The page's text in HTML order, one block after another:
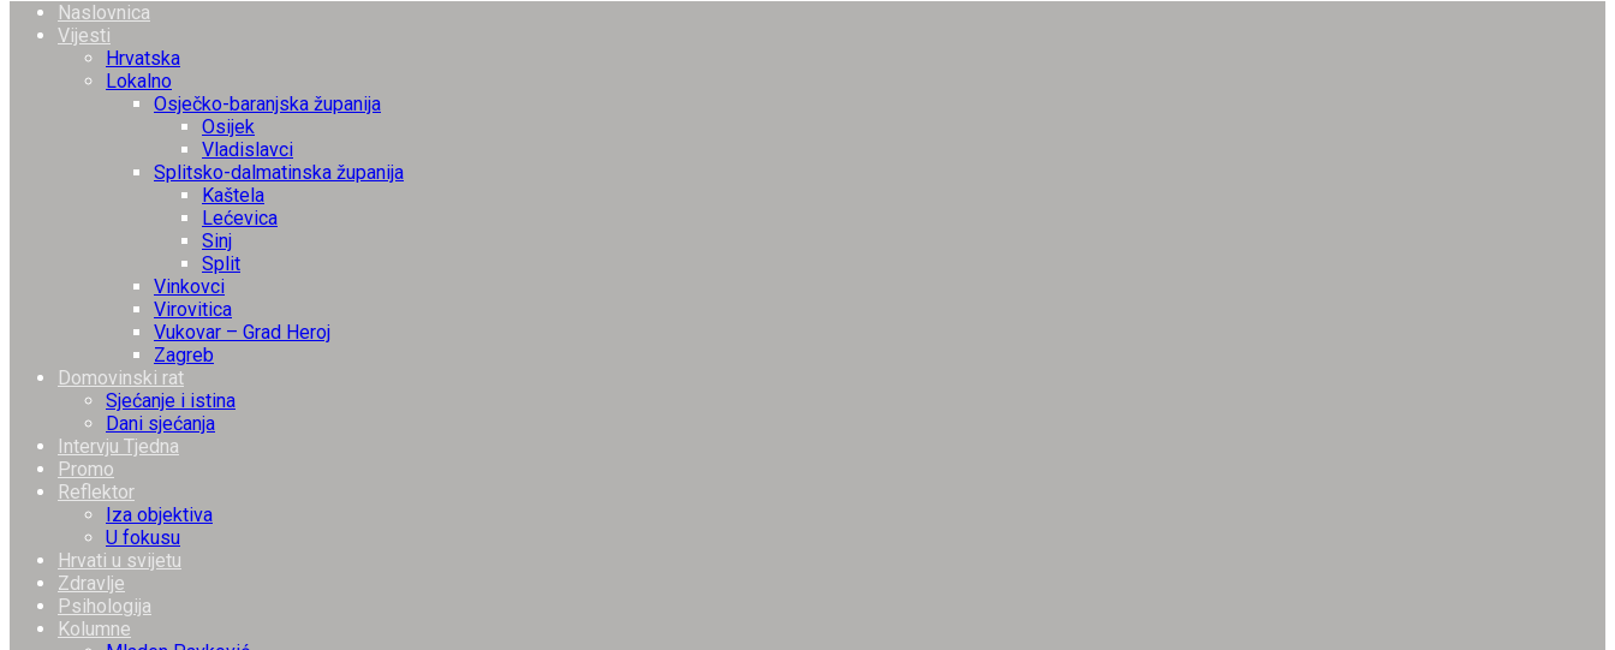
Naslovnica
Vijesti
Hrvatska
Lokalno
Osječko-baranjska županija
Osijek
Vladislavci
Splitsko-dalmatinska županija
Kaštela
Lećevica
Sinj
Split
Vinkovci
Virovitica
Vukovar – Grad Heroj
Zagreb
Domovinski rat
Sjećanje i istina
Dani sjećanja
Intervju Tjedna
Promo
Reflektor
Iza objektiva
U fokusu
Hrvati u svijetu
Zdravlje
Psihologija
Kolumne